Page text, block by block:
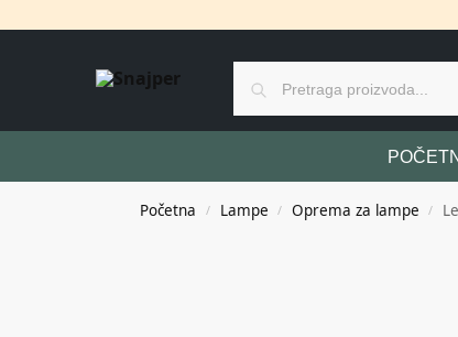
Početna / Lampe / Oprema za lampe /